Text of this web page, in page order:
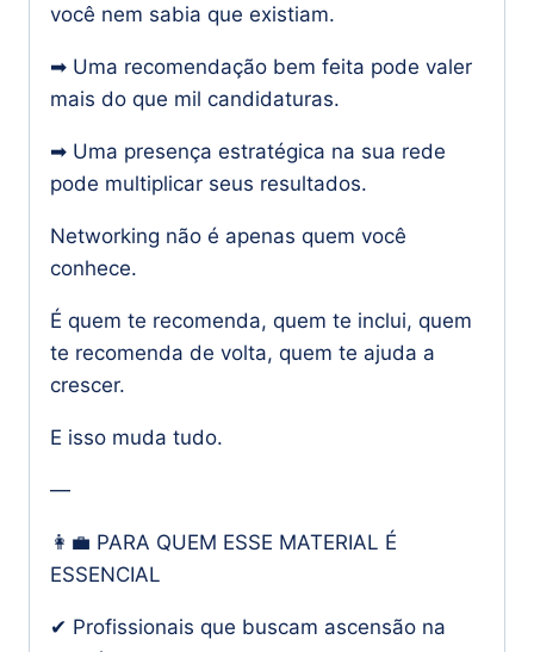
você nem sabia que existiam.
➡ Uma recomendação bem feita pode valer
mais do que mil candidaturas.
➡ Uma presença estratégica na sua rede
pode multiplicar seus resultados.
Networking não é apenas quem você
conhece.
É quem te recomenda, quem te inclui, quem
te recomenda de volta, quem te ajuda a
crescer.
E isso muda tudo.
—
👩‍💼 PARA QUEM ESSE MATERIAL É
ESSENCIAL
✔ Profissionais que buscam ascensão na